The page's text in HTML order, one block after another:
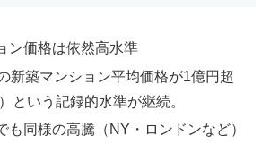
ン価格は依然高水準
新築マンション平均価格が1億円超
という記録的水準が継続。
も同様の高騰（NY・ロンドンなど）